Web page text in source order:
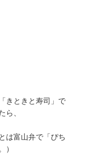
きときと寿司」で
ら、
は富山弁で「ぴち
）